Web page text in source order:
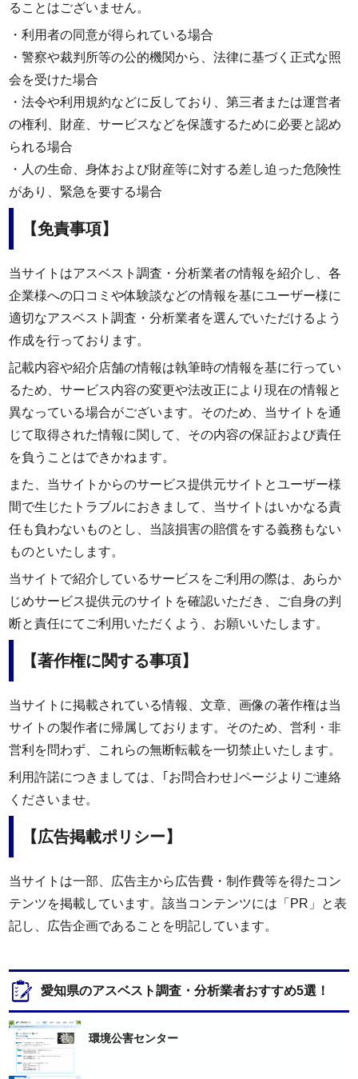
ることはございません。
・利用者の同意が得られている場合
・警察や裁判所等の公的機関から、法律に基づく正式な照
会を受けた場合
・法令や利用規約などに反しており、第三者または運営者
の権利、財産、サービスなどを保護するために必要と認め
られる場合
・人の生命、身体および財産等に対する差し迫った危険性
があり、緊急を要する場合
【免責事項】
当サイトはアスベスト調査・分析業者の情報を紹介し、各
企業様への口コミや体験談などの情報を基にユーザー様に
適切なアスベスト調査・分析業者を選んでいただけるよう
作成を行っております。
記載内容や紹介店舗の情報は執筆時の情報を基に行ってい
るため、サービス内容の変更や法改正により現在の情報と
異なっている場合がございます。そのため、当サイトを通
じて取得された情報に関して、その内容の保証および責任
を負うことはできかねます。
また、当サイトからのサービス提供元サイトとユーザー様
間で生じたトラブルにおきまして、当サイトはいかなる責
任も負わないものとし、当該損害の賠償をする義務もない
ものといたします。
当サイトで紹介しているサービスをご利用の際は、あらか
じめサービス提供元のサイトを確認いただき、ご自身の判
断と責任にてご利用いただくよう、お願いいたします。
【著作権に関する事項】
当サイトに掲載されている情報、文章、画像の著作権は当
サイトの製作者に帰属しております。そのため、営利・非
営利を問わず、これらの無断転載を一切禁止いたします。
利用許諾につきましては、｢ お問合わせ ｣ページよりご連絡
くださいませ。
【広告掲載ポリシー】
当サイトは一部、広告主から広告費・制作費等を得たコン
テンツを掲載しています。該当コンテンツには「PR」と表
記し、広告企画であることを明記しています。
愛知県のアスベスト調査・分析業者おすすめ5選！
環境公害センター